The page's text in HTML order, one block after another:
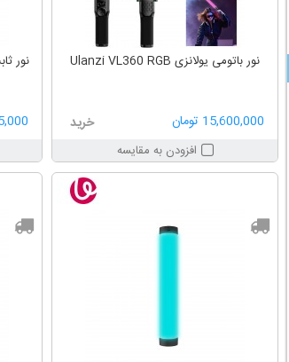
نور باتومی یولانزی Ulanzi VL360 RGB
15,600,000 تومان خرید
افزودن به مقایسه